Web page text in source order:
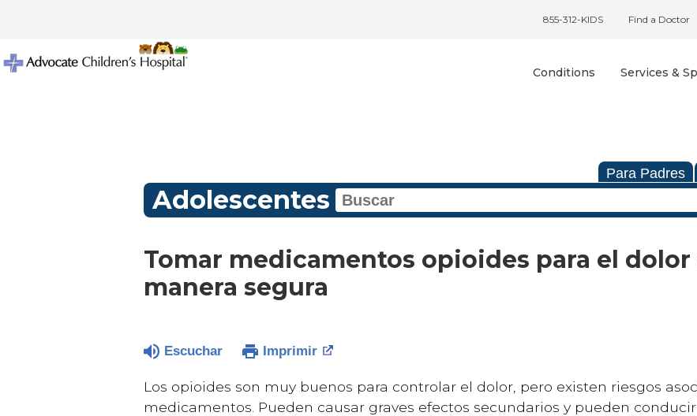
855-312-KIDS Find a Doctor
Conditions Services &
Para Padres
Adolescentes
Tomar medicamentos opioides para el
manera segura
Escuchar Imprimir
Los opioides son muy buenos para controlar el dolor, pero existen riesgos
medicamentos. Pueden causar graves efectos secundarios y pueden